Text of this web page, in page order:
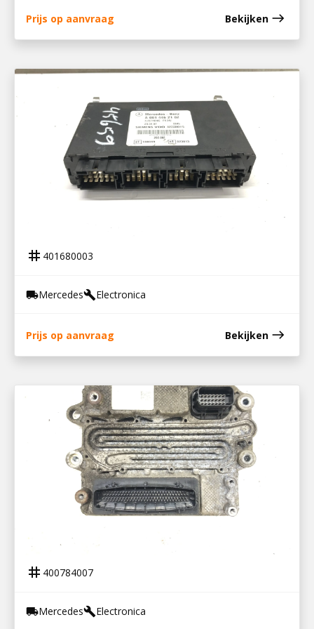
Prijs op aanvraag Bekijken east
STUURKAST FR ECONIC
tag 401680003
local_shippingMercedesbuildElectronica
Prijs op aanvraag Bekijken east
PLD UNIT OM936LA ACTROS MP4
tag 400784007
local_shippingMercedesbuildElectronica